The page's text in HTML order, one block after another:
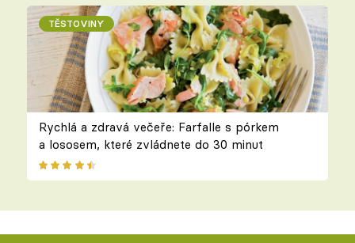
TĚSTOVINY
Rychlá a zdravá večeře: Farfalle s pórkem
a lososem, které zvládnete do 30 minut